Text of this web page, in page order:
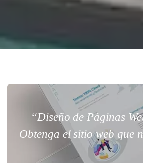
“Diseño de Páginas
Obtenga el sitio web que